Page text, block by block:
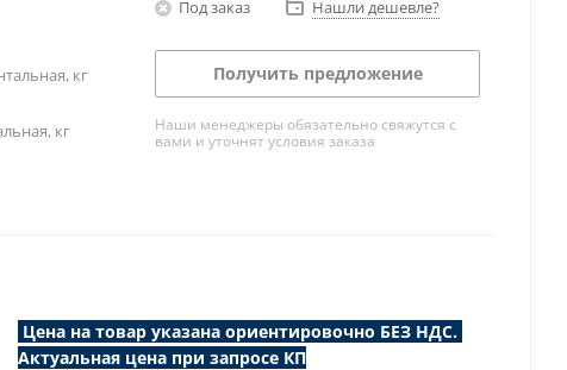
кг
кг
Под заказ Нашли дешевле?
Получить предложение
Наши менеджеры обязательно свяжутся с
вами и уточнят условия заказа
Цена на товар указана ориентировочно БЕЗ НДС.
Актуальная цена при запросе КП